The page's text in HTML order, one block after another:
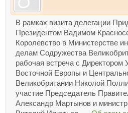
В рамках визита делегации
Президентом Вадимом
Королевство в Министерстве
делам Содружества
рабочая встреча с Директором
Восточной Европы и
Великобритании Николой
участие Председатель
Александр Мартынов и